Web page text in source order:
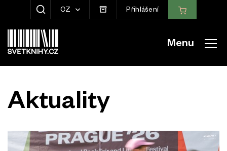
ZOBRAZIT HLEDÁNÍ
CZ Přihlášení
Menu
Aktuality